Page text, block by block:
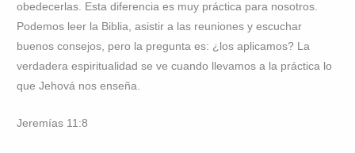
obedecerlas. Esta diferencia es muy práctica para nosotros.
Podemos leer la Biblia, asistir a las reuniones y escuchar
buenos consejos, pero la pregunta es: ¿los aplicamos? La
verdadera espiritualidad se ve cuando llevamos a la práctica lo
que Jehová nos enseña.
Jeremías 11:8